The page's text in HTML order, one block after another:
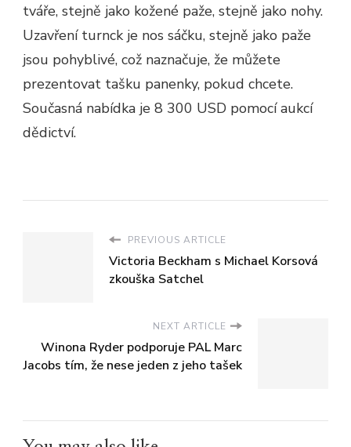
tváře, stejně jako kožené paže, stejně jako nohy.
Uzavření turnck je nos sáčku, stejně jako paže
jsou pohyblivé, což naznačuje, že můžete
prezentovat tašku panenky, pokud chcete.
Současná nabídka je 8 300 USD pomocí aukcí
dědictví.
PREVIOUS ARTICLE
Victoria Beckham s Michael Korsová
zkouška Satchel
NEXT ARTICLE
Winona Ryder podporuje PAL Marc
Jacobs tím, že nese jeden z jeho tašek